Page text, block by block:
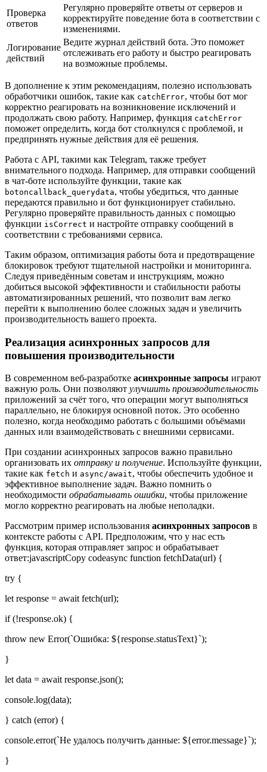
Проверка
ответов
Регулярно проверяйте ответы от серверов и
корректируйте поведение бота в соответствии с
изменениями.
Логирование
действий
Ведите журнал действий бота. Это поможет
отслеживать его работу и быстро реагировать
на возможные проблемы.
В дополнение к этим рекомендациям, полезно использовать
обработчики ошибок, такие как catchError, чтобы бот мог
корректно реагировать на возникновение исключений и
продолжать свою работу. Например, функция catchError
поможет определить, когда бот столкнулся с проблемой, и
предпринять нужные действия для её решения.
Работа с API, такими как Telegram, также требует
внимательного подхода. Например, для отправки сообщений
в чат-боте используйте функции, такие как
botoncallback_querydata, чтобы убедиться, что данные
передаются правильно и бот функционирует стабильно.
Регулярно проверяйте правильность данных с помощью
функции isCorrect и настройте отправку сообщений в
соответствии с требованиями сервиса.
Таким образом, оптимизация работы бота и предотвращение
блокировок требуют тщательной настройки и мониторинга.
Следуя приведённым советам и инструкциям, можно
добиться высокой эффективности и стабильности работы
автоматизированных решений, что позволит вам легко
перейти к выполнению более сложных задач и увеличить
производительность вашего проекта.
Реализация асинхронных запросов для
повышения производительности
В современном веб-разработке асинхронные запросы играют
важную роль. Они позволяют улучшить производительность
приложений за счёт того, что операции могут выполняться
параллельно, не блокируя основной поток. Это особенно
полезно, когда необходимо работать с большими объёмами
данных или взаимодействовать с внешними сервисами.
При создании асинхронных запросов важно правильно
организовать их отправку и получение. Используйте функции,
такие как fetch и async/await, чтобы обеспечить удобное и
эффективное выполнение задач. Важно помнить о
необходимости обрабатывать ошибки, чтобы приложение
могло корректно реагировать на любые неполадки.
Рассмотрим пример использования асинхронных запросов в
контексте работы с API. Предположим, что у нас есть
функция, которая отправляет запрос и обрабатывает
ответ:javascriptCopy codeasync function fetchData(url) {
try {
let response = await fetch(url);
if (!response.ok) {
throw new Error(`Ошибка: ${response.statusText}`);
}
let data = await response.json();
console.log(data);
} catch (error) {
console.error(`Не удалось получить данные: ${error.message}`);
}